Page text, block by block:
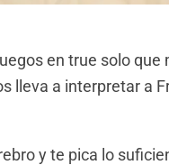
en true solo
lleva a interpretar a
y te pica lo